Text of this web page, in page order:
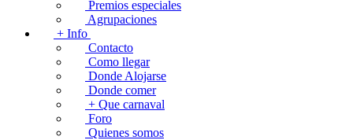
Premios especiales
Agrupaciones
+ Info
Contacto
Como llegar
Donde Alojarse
Donde comer
+ Que carnaval
Foro
Quienes somos